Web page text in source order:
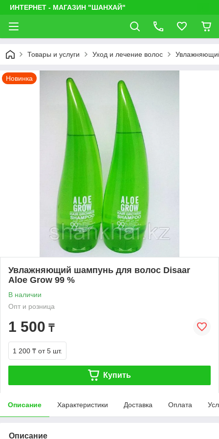
ИНТЕРНЕТ - МАГАЗИН "ШАНХАЙ"
Товары и услуги Уход и лечение волос
Новинка
Увлажняющий шампунь для волос Disaar
Aloe Grow 99 %
В наличии
Опт и розница
1 500 ₸
1 200 ₸ от 5 шт.
Купить
Описание Характеристики Доставка Оплата
Описание